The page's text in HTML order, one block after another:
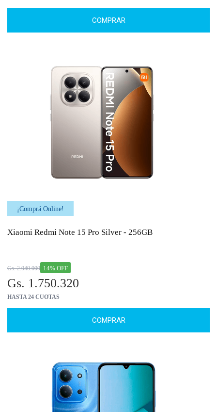
COMPRAR
¡Comprá Online!
Xiaomi Redmi Note 15 Pro Silver - 256GB
14% OFF
Gs. 2.040.000
Gs. 1.750.320
HASTA 24 CUOTAS
COMPRAR